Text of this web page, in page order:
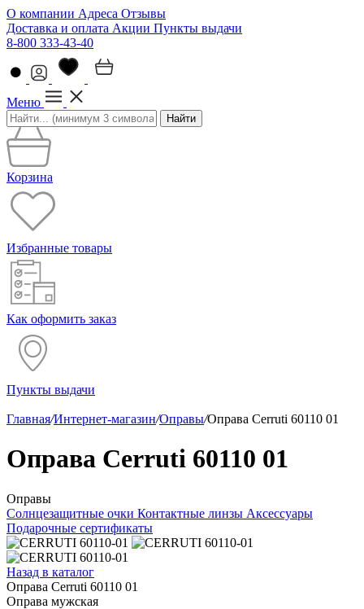
О компании Адреса Отзывы
Доставка и оплата Акции Пункты выдачи
8-800 333-43-40
Меню
Найти
Корзина
Избранные товары
Как оформить заказ
Пункты выдачи
Главная/Интернет-магазин/Оправы/Оправа Cerruti 60110 01
Оправа Cerruti 60110 01
Оправы
Солнцезащитные очки Контактные линзы Аксессуары
Подарочные сертификаты
Назад в каталог
Оправа Cerruti 60110 01
Оправа мужская